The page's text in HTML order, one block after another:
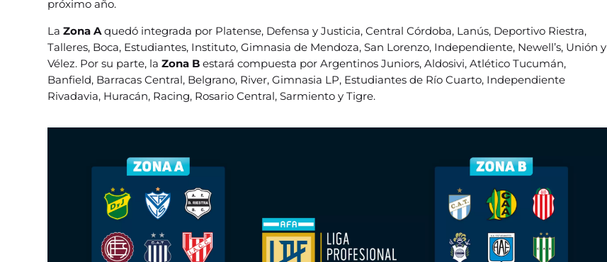
próximo año.
LaZona Aquedó integrada por Platense, Defensa y Justicia, Central Córdoba, Lanús, Deportivo Riestra,
Talleres, Boca, Estudiantes, Instituto, Gimnasia de Mendoza, San Lorenzo, Independiente, Newell’s, Unión y
Vélez. Por su parte, laZona B estará compuesta por Argentinos Juniors, Aldosivi, Atlético Tucumán,
Banfield, Barracas Central, Belgrano, River, Gimnasia LP, Estudiantes de Río Cuarto, Independiente
Rivadavia, Huracán, Racing, Rosario Central, Sarmiento y Tigre.